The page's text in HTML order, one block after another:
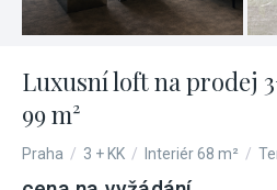
Luxusní loft na prodej
99 m²
Praha / 3 + KK / Interiér 68 m² /